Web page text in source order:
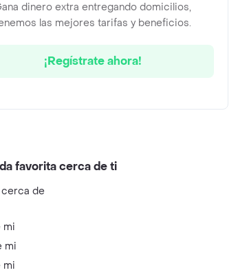
dinero extra entregando domicilios,
las mejores tarifas y beneficios.
¡Regístrate ahora!
favorita cerca de ti
cerca de
mi
mi
mi